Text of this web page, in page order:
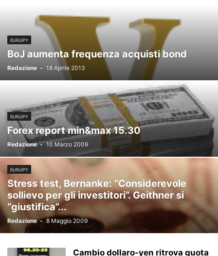
EUR/JPY
BoJ aumenta frequenza acquisti bond
Redazione - 18 Aprile 2013
EUR/JPY
Forex report min&max 15.30
Redazione - 10 Marzo 2009
EUR/JPY
Stress test, Bernanke: “Considerevole
sollievo per gli investitori”. Geithner si
“giustifica”...
Redazione - 8 Maggio 2009
Cambio dollaro-yen ritrova quota